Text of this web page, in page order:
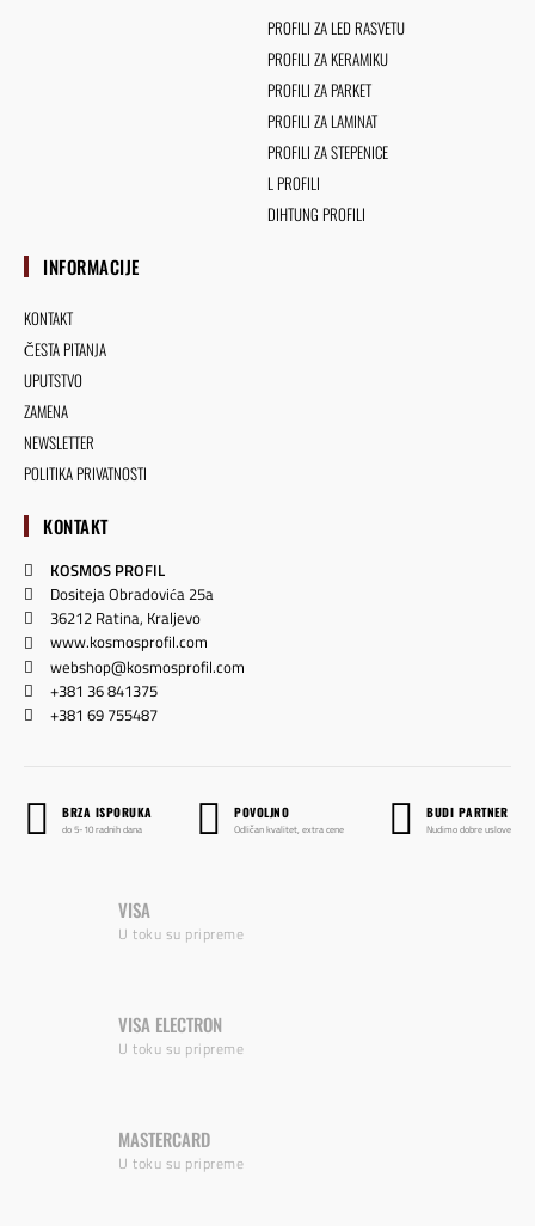
PROFILI ZA LED RASVETU
PROFILI ZA KERAMIKU
PROFILI ZA PARKET
PROFILI ZA LAMINAT
PROFILI ZA STEPENICE
L PROFILI
DIHTUNG PROFILI
INFORMACIJE
KONTAKT
ČESTA PITANJA
UPUTSTVO
ZAMENA
NEWSLETTER
POLITIKA PRIVATNOSTI
KONTAKT
KOSMOS PROFIL
Dositeja Obradovića 25a
36212 Ratina, Kraljevo
www.kosmosprofil.com
webshop@kosmosprofil.com
+381 36 841375
+381 69 755487
BRZA ISPORUKA
do 5-10 radnih dana
POVOLJNO
Odličan kvalitet, extra cene
BUDI PARTNER
Nudimo dobre uslove
VISA
U toku su pripreme
VISA ELECTRON
U toku su pripreme
MASTERCARD
U toku su pripreme